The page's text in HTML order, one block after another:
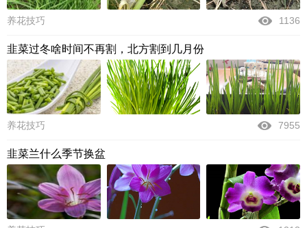
养花技巧 1136
韭菜过冬啥时间不再割，北方割到几月份
养花技巧 7955
韭菜兰什么季节换盆